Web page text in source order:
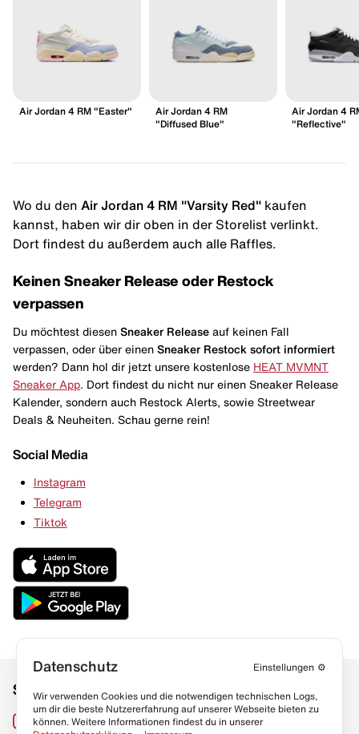
Air Jordan 4 RM "Easter"
Air Jordan 4 RM
"Diffused Blue"
Air Jordan 4
"Reflective"
Wo du den Air Jordan 4 RM "Varsity Red" kaufen
kannst, haben wir dir oben in der Storelist verlinkt.
Dort findest du außerdem auch alle Raffles.
Keinen Sneaker Release oder Restock
verpassen
Du möchtest diesen Sneaker Release auf keinen Fall
verpassen, oder über einen Sneaker Restock sofort informiert
werden? Dann hol dir jetzt unsere kostenlose HEAT MVMNT
Sneaker App . Dort findest du nicht nur einen Sneaker Release
Kalender, sondern auch Restock Alerts, sowie Streetwear
Deals & Neuheiten. Schau gerne rein!
Social Media
Instagram
Telegram
Tiktok
Social Media
Instagram
Links
Sneaker Lexikon
Datenschutz Einstellungen ⚙️
Wir verwenden Cookies und die notwendigen technischen Logs,
um dir die beste Nutzererfahrung auf unserer Webseite bieten zu
können. Weitere Informationen findest du in unserer